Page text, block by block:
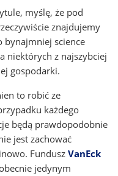
myślę, że pod
znajdujemy
bynajmniej science
niektórych z najszybciej
gospodarki.
to robić ze
każdego
będą prawdopodobnie
jest zachować
Fundusz VanEck
jedynym